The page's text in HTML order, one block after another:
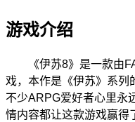
游戏介绍
《伊苏8》是一款由
戏，本作是《伊苏》系列
不少ARPG爱好者心里永
情内容都让这款游戏赢得